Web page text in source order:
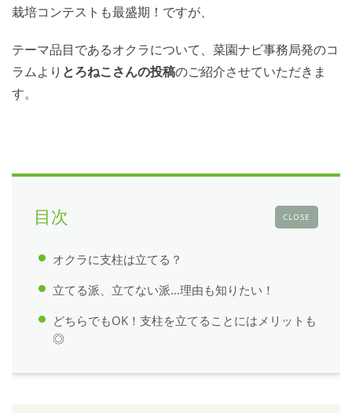
栽培コンテストも最盛期！ですが、
テーマ品目であるオクラについて、菜園ナビ事務局発のコ
ラムより とろねこさんの投稿のご紹介させていただきま
す。
CLOSE
目次
オクラに支柱は立てる？
立てる派、立てない派…理由も知りたい！
どちらでもOK！支柱を立てることにはメリットも
◎